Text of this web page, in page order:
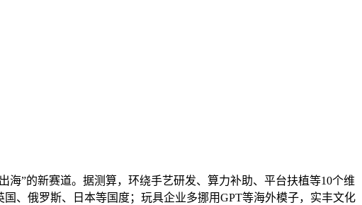
”的新赛道。据测算，环绕手艺研发、算力补助、平台扶植等10个维
、俄罗斯、日本等国度；玩具企业多挪用GPT等海外模子，实丰文化